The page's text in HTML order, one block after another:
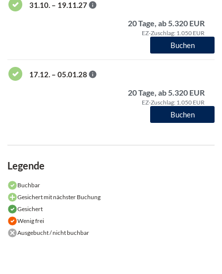
31.10. – 19.11.27
20 Tage, ab 5.320 EUR
EZ-Zuschlag: 1.050 EUR
Buchen
17.12. – 05.01.28
20 Tage, ab 5.320 EUR
EZ-Zuschlag: 1.050 EUR
Buchen
Legende
Buchbar
Gesichert mit nächster Buchung
Gesichert
Wenig frei
Ausgebucht / nicht buchbar